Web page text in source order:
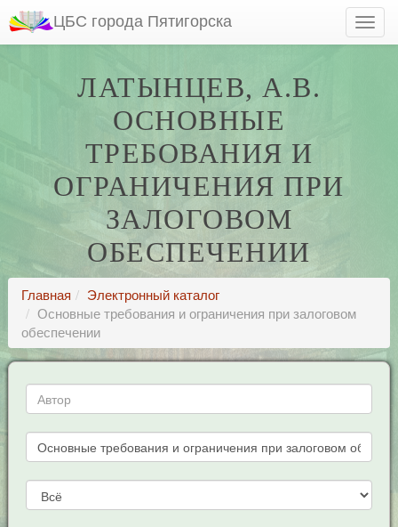
ЦБС города Пятигорска
ЛАТЫНЦЕВ, А.В.
ОСНОВНЫЕ
ТРЕБОВАНИЯ И
ОГРАНИЧЕНИЯ ПРИ
ЗАЛОГОВОМ
ОБЕСПЕЧЕНИИ
Главная
Электронный каталог
Основные требования и ограничения при залоговом
обеспечении